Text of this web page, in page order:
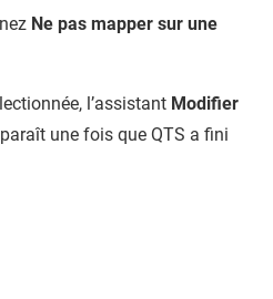
Ne pas mapper sur une
l’assistant Modifier
une fois que QTS a fini